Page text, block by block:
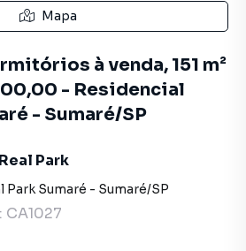
Mapa
à venda, 151 m²
- Residencial
- Sumaré/SP
Park
Park Sumaré - Sumaré/SP
CA1027